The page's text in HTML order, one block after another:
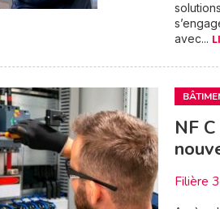
avec...
NF
Filière